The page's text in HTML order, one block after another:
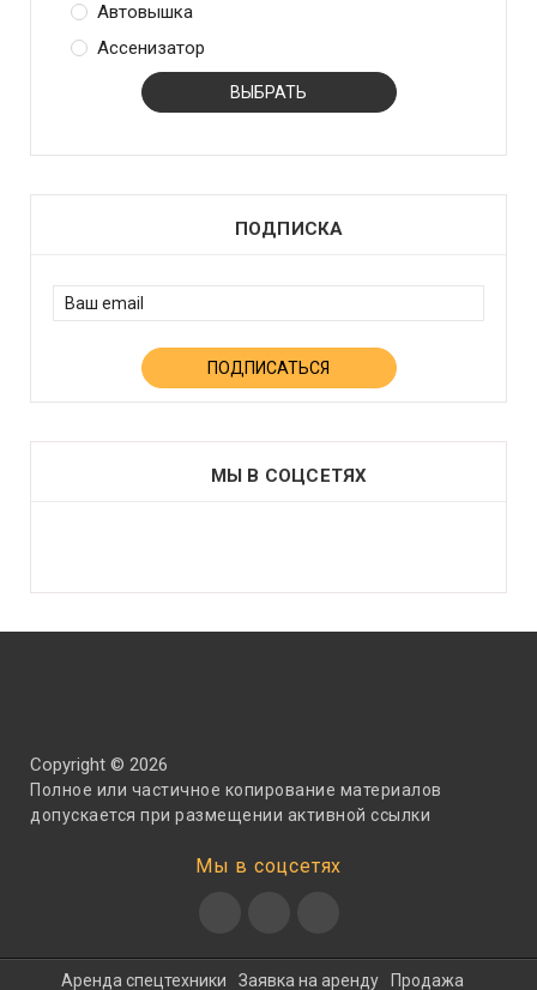
Автовышка
Ассенизатор
ПОДПИСКА
МЫ В СОЦСЕТЯХ
Copyright © 2026
Полное или частичное копирование материалов
допускается при размещении активной ссылки
Мы в соцсетях
Аренда спецтехники Заявка на аренду Продажа